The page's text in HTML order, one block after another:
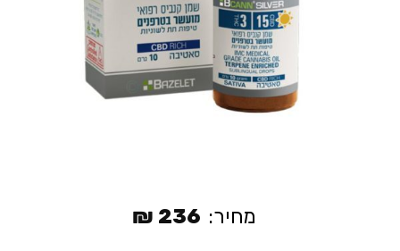
מחיר: 236
₪